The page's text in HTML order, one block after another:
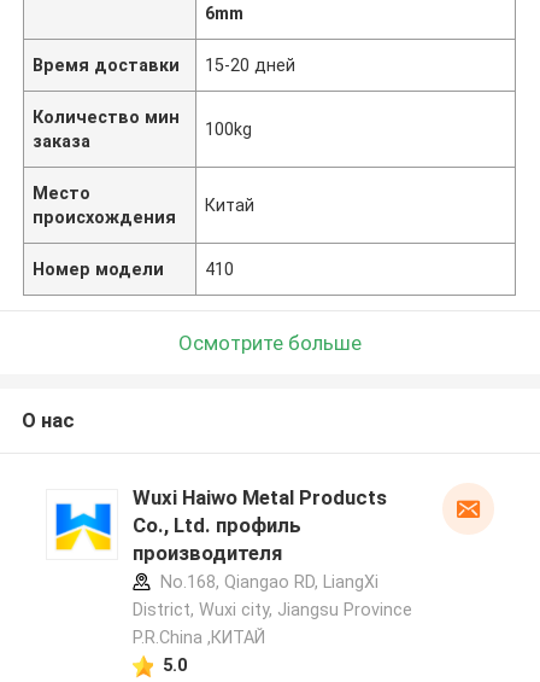
6mm
Время доставки 15-20 дней
Количество мин
заказа
100kg
Место
происхождения
Китай
Номер модели 410
Осмотрите больше
О нас
Wuxi Haiwo Metal Products
Co., Ltd. профиль
производителя
No.168, Qiangao RD, LiangXi
District, Wuxi city, Jiangsu Province
P.R.China ,КИТАЙ
5.0